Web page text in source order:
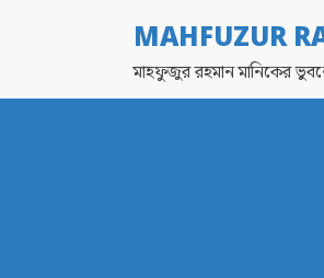
MAHFUZUR
মাহফুজুর রহমান মানিকের